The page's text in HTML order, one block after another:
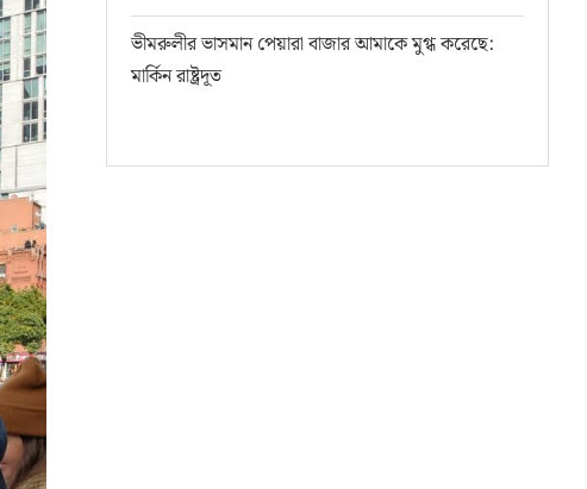
ভীমরুলীর ভাসমান পেয়ারা বাজার আমাকে মুগ্ধ করেছে:
মার্কিন রাষ্ট্রদূত